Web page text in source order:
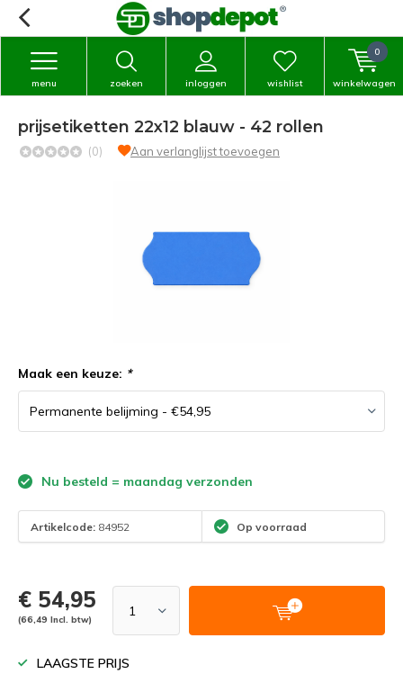
zoeken inloggen
menu wishlist winkelwagen
0
prijsetiketten 22x12 blauw - 42 rollen
(0) Aan verlanglijst toevoegen
Maak een keuze: *
Nu besteld = maandag verzonden
Artikelcode: 84952 Op voorraad
€ 54,95
(66,49 Incl. btw)
LAAGSTE PRIJS